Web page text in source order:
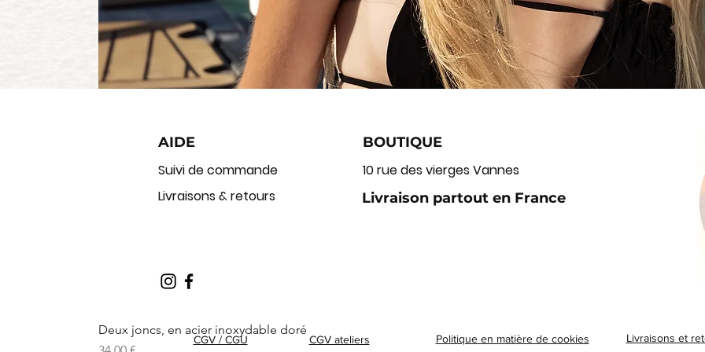
Deux joncs, en acier inoxydable doré
AIDE
Suivi de commande
Livraisons & retours
BOUTIQUE
10 rue des vierges Vannes
Livraison partout en France
CGV / CGU CGV ateliers Politique en matière de cookies Livraisons et